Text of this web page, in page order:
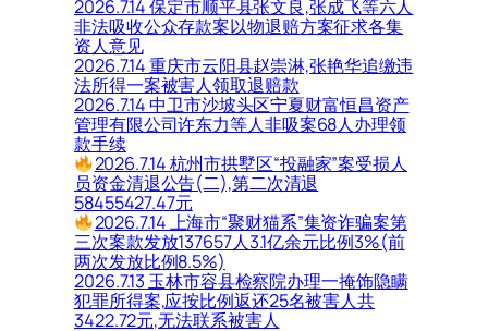
2026.7.14 保定市顺平县张文良,张成飞等六人
非法吸收公众存款案以物退赔方案征求各集
资人意见
2026.7.14 重庆市云阳县赵崇淋,张艳华追缴违
法所得一案被害人领取退赔款
2026.7.14 中卫市沙坡头区宁夏财富恒昌资产
管理有限公司许东力等人非吸案68人办理领
款手续
2026.7.14 杭州市拱墅区“投融家”案受损人
员资金清退公告(二),第二次清退
58455427.47元
2026.7.14 上海市“聚财猫系”集资诈骗案第
三次案款发放137657人3.1亿余元比例3%(前
两次发放比例8.5%)
2026.7.13 玉林市容县检察院办理一掩饰隐瞒
犯罪所得案,应按比例返还25名被害人共
3422.72元,无法联系被害人